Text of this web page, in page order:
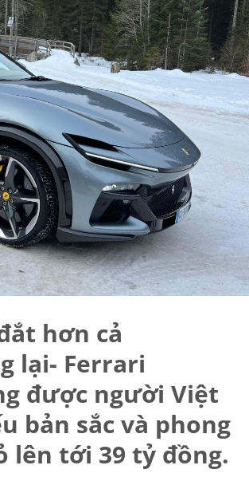
hơn cả
lại- Ferrari
được người Việt
bản sắc và phong
lên tới 39 tỷ đồng.